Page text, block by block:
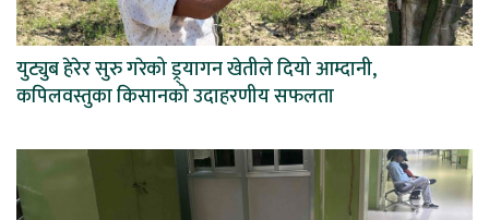
युट्युब हेरेर सुरु गरेको ड्र्यागन खेतीले दियो आम्दानी,
कपिलवस्तुका किसानको उदाहरणीय सफलता